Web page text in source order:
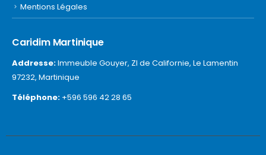
Mentions Légales
Caridim Martinique
Addresse:Immeuble Gouyer, ZI de Californie, Le Lamentin
97232, Martinique
Téléphone: +596 596 42 28 65